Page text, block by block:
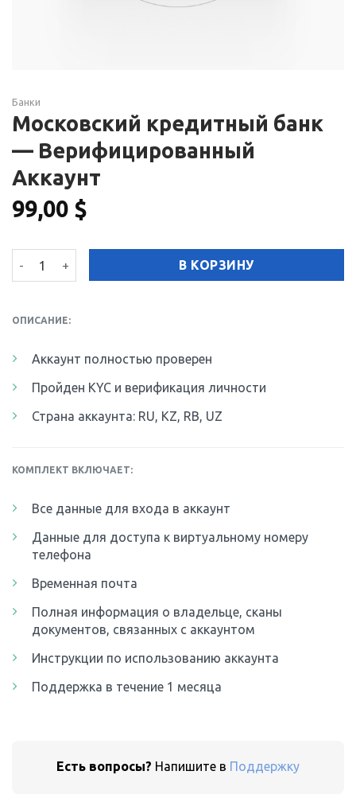
Банки
Московский кредитный банк
— Верифицированный
Аккаунт
99,00 $
Количество товара Московский кредитный банк -
В КОРЗИНУ
ОПИСАНИЕ:
Аккаунт полностью проверен
Пройден KYC и верификация личности
Страна аккаунта: RU, KZ, RB, UZ
КОМПЛЕКТ ВКЛЮЧАЕТ:
Все данные для входа в аккаунт
Данные для доступа к виртуальному номеру
телефона
Временная почта
Полная информация о владельце, сканы
документов, связанных с аккаунтом
Инструкции по использованию аккаунта
Поддержка в течение 1 месяца
Есть вопросы? Напишите в Поддержку